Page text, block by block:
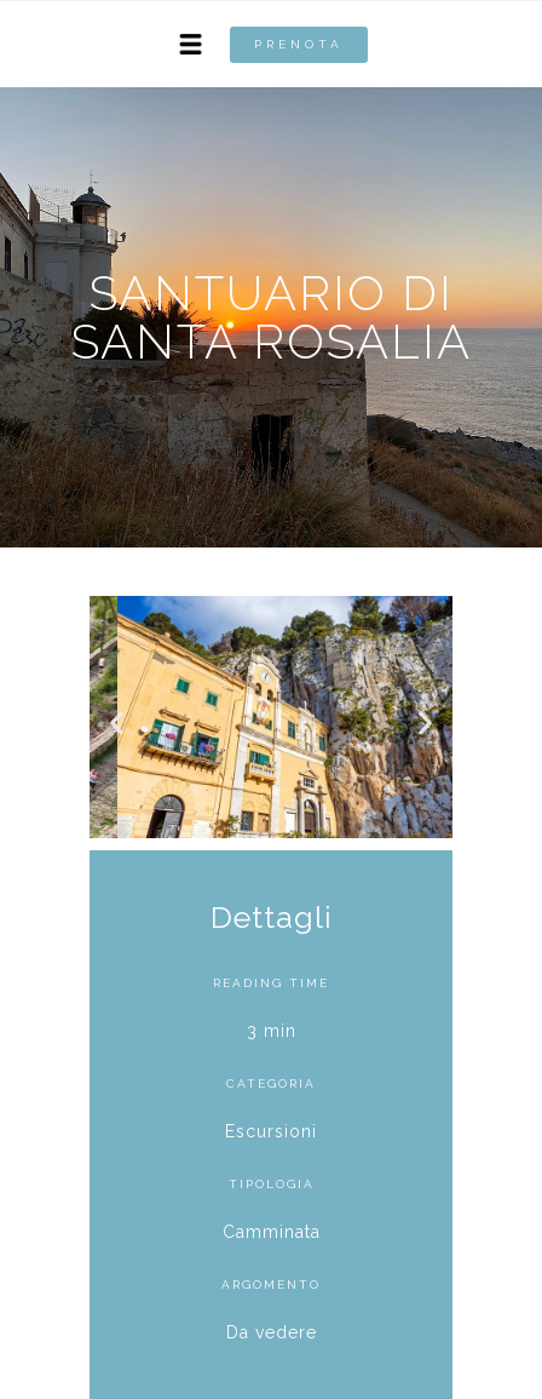
PRENOTA
SANTUARIO DI
SANTA ROSALIA
Dettagli
READING TIME
3 min
CATEGORIA
Escursioni
TIPOLOGIA
Camminata
ARGOMENTO
Da vedere